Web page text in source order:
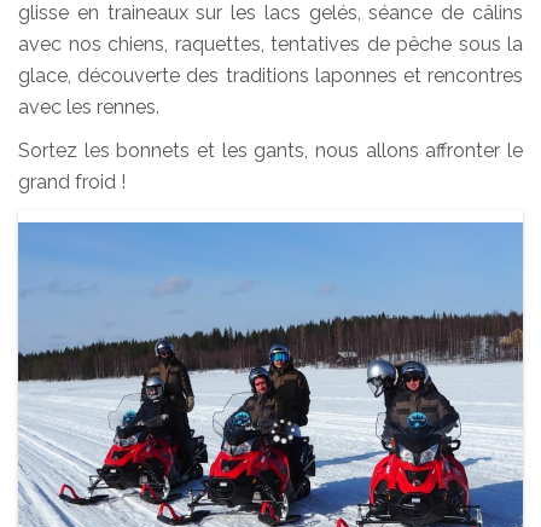
glisse en traineaux sur les lacs gelés, séance de câlins
avec nos chiens, raquettes, tentatives de pêche sous la
glace, découverte des traditions laponnes et rencontres
avec les rennes.
Sortez les bonnets et les gants, nous allons affronter le
grand froid !